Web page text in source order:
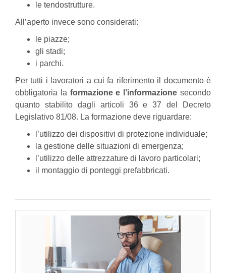
le tendostrutture.
All’aperto invece sono considerati:
le piazze;
gli stadi;
i parchi.
Per tutti i lavoratori a cui fa riferimento il documento è
obbligatoria la formazione e l’informazione secondo
quanto stabilito dagli articoli 36 e 37 del Decreto
Legislativo 81/08. La formazione deve riguardare:
l’utilizzo dei dispositivi di protezione individuale;
la gestione delle situazioni di emergenza;
l’utilizzo delle attrezzature di lavoro particolari;
il montaggio di ponteggi prefabbricati.